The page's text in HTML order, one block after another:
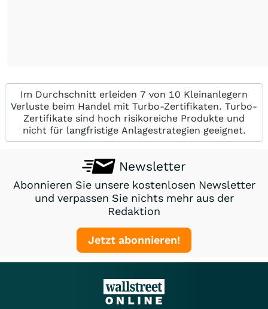
Im Durchschnitt erleiden 7 von 10 Kleinanlegern
Verluste beim Handel mit Turbo-Zertifikaten. Turbo-
Zertifikate sind hoch risikoreiche Produkte und
nicht für langfristige Anlagestrategien geeignet.
Newsletter
Abonnieren Sie unsere kostenlosen Newsletter
und verpassen Sie nichts mehr aus der
Redaktion
Jetzt abonnieren!